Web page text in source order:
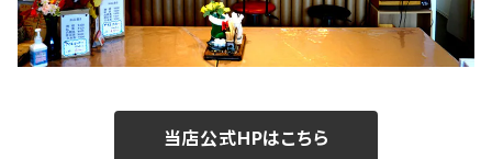
当店公式HPはこちら